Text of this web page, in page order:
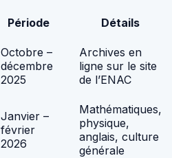
Période Détails
Octobre –
décembre
2025
Archives en
ligne sur le site
de l’ENAC
Janvier –
février
2026
Mathématiques,
physique,
anglais, culture
générale